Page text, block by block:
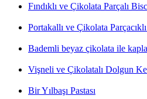
Fındıklı ve Çikolata Parçalı
Portakallı ve Çikolata
Bademli beyaz çikolata ile
Vişneli ve Çikolatalı Dolgun
Bir Yılbaşı Pastası